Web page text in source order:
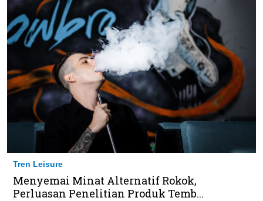
Tren Leisure
Menyemai Minat Alternatif Rokok,
Perluasan Penelitian Produk Temb...